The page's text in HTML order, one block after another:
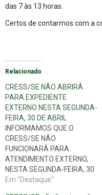
das 7 às 13 horas.
Certos de contarmos com a
Relacionado
CRESS/SE NÃO ABRIRÁ
PARA EXPEDIENTE
EXTERNO NESTA SEGUNDA-
FEIRA, 30 DE ABRIL
INFORMAMOS QUE O
CRESS/SE NÃO
FUNCIONARÁ PARA
ATENDIMENTO EXTERNO,
NESTA SEGUNDA-FEIRA, 30
DE ABRIL. O EXPEDIENTE
Em "Destaque"